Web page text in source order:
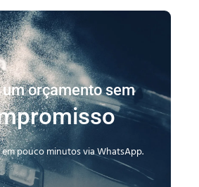
orçamento sem
pouco minutos via WhatsApp.